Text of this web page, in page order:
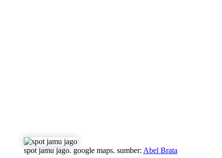
spot jamu jago. google maps. sumber: Abel Brata